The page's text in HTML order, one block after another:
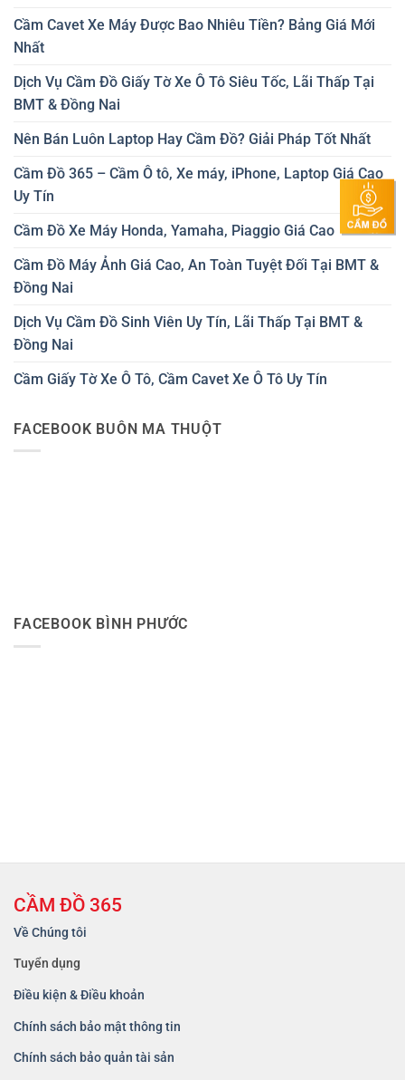
Cầm Cavet Xe Máy Được Bao Nhiêu Tiền? Bảng Giá Mới
Nhất
Dịch Vụ Cầm Đồ Giấy Tờ Xe Ô Tô Siêu Tốc, Lãi Thấp Tại
BMT & Đồng Nai
Nên Bán Luôn Laptop Hay Cầm Đồ? Giải Pháp Tốt Nhất
Cầm Đồ 365 – Cầm Ô tô, Xe máy, iPhone, Laptop Giá Cao
Uy Tín
Cầm Đồ Xe Máy Honda, Yamaha, Piaggio Giá Cao
Cầm Đồ Máy Ảnh Giá Cao, An Toàn Tuyệt Đối Tại BMT &
Đồng Nai
Dịch Vụ Cầm Đồ Sinh Viên Uy Tín, Lãi Thấp Tại BMT &
Đồng Nai
Cầm Giấy Tờ Xe Ô Tô, Cầm Cavet Xe Ô Tô Uy Tín
FACEBOOK BUÔN MA THUỘT
FACEBOOK BÌNH PHƯỚC
CẦM ĐỒ 365
Về Chúng tôi
Tuyển dụng
Điều kiện & Điều khoản
Chính sách bảo mật thông tin
Chính sách bảo quản tài sản